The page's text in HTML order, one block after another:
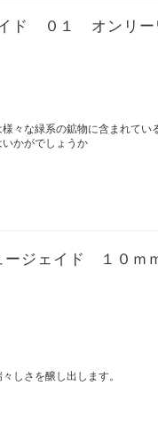
ド ０１ オンリー
々な緑系の鉱物に含まれてい
かがでしょうか
ージェイド １０ｍ
しさを醸し出します。